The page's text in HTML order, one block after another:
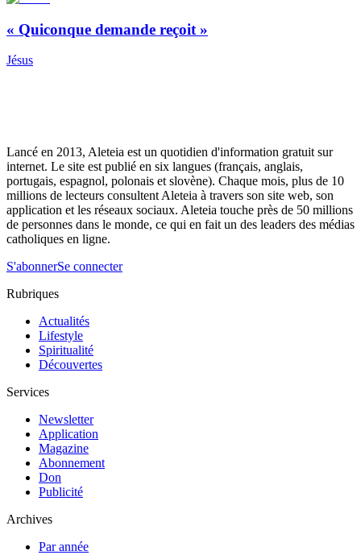
« Quiconque demande reçoit »
Jésus
Lancé en 2013, Aleteia est un quotidien d'information gratuit sur
internet. Le site est publié en six langues (français, anglais,
portugais, espagnol, polonais et slovène). Chaque mois, plus de 10
millions de lecteurs consultent Aleteia à travers son site web, son
application et les réseaux sociaux. Aleteia touche près de 50 millions
de personnes dans le monde, ce qui en fait un des leaders des médias
catholiques en ligne.
S'abonnerSe connecter
Rubriques
Actualités
Lifestyle
Spiritualité
Découvertes
Services
Newsletter
Application
Magazine
Abonnement
Don
Publicité
Archives
Par année